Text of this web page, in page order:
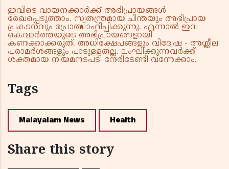
ഇവിടെ വായനക്കാർക്ക് അഭിപ്രായങ്ങൾ
രേഖപ്പെടുത്താം. സ്വതന്ത്രമായ ചിന്തയും അഭിപ്രായ
പ്രകടനവും പ്രോത്സാഹിപ്പിക്കുന്നു. എന്നാൽ ഇവ
കെവാർത്തയുടെ അഭിപ്രായങ്ങളായി
കണക്കാക്കരുത്. അധിക്ഷേപങ്ങളും വിദ്വേഷ - അശ്ലീല
പരാമർശങ്ങളും പാടുള്ളതല്ല. ലംഘിക്കുന്നവർക്ക്
ശക്തമായ നിയമനടപടി നേരിടേണ്ടി വന്നേക്കാം.
Tags
Malayalam News Health
Share this story